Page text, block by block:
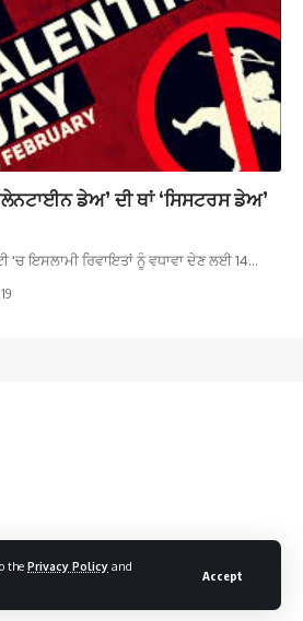
the Privacy Policy and
Accept
ਡੇਅ’ ਦੀ ਥਾਂ ‘ਸਿਸਟਰਸ ਡੇਅ’
'ਚ ਇਸਲਾਮੀ ਰਿਵਾਇਤਾਂ ਨੂੰ ਵਧਾਵਾ ਦੇਣ ਲਈ 14…